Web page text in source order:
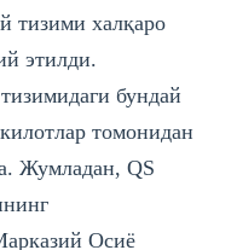
тизими халқаро
этилди.
бундай
томонидан
Жумладан, QS
Осиё